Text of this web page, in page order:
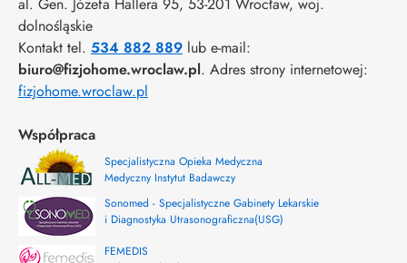
dolnośląskie
Kontakt tel. 534 882 889 lub e-mail:
biuro@fizjohome.wroclaw.pl. Adres strony internetowej:
fizjohome.wroclaw.pl
Współpraca
Specjalistyczna Opieka Medyczna
Medyczny Instytut Badawczy
Sonomed - Specjalistyczne Gabinety Lekarskie
i Diagnostyka Utrasonograficzna(USG)
FEMEDIS